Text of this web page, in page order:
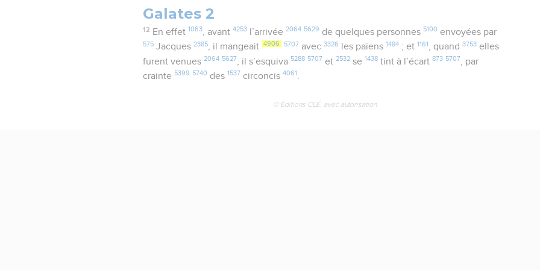
Galates 2
12 En effet 1063, avant 4253l’arrivée 2064 5629 de quelques personnes 5100 envoyées par
575 Jacques2385, il mangeait 4906 5707 avec3326 les païens 1484 ; et 1161, quand3753 elles
furent venues2064 5627 , il s’esquiva 5288 5707 et2532 se 1438 tint à l’écart873 5707
, par
crainte 5399 5740 des 1537 circoncis4061 .
© Éditions CLÉ, avec autorisation